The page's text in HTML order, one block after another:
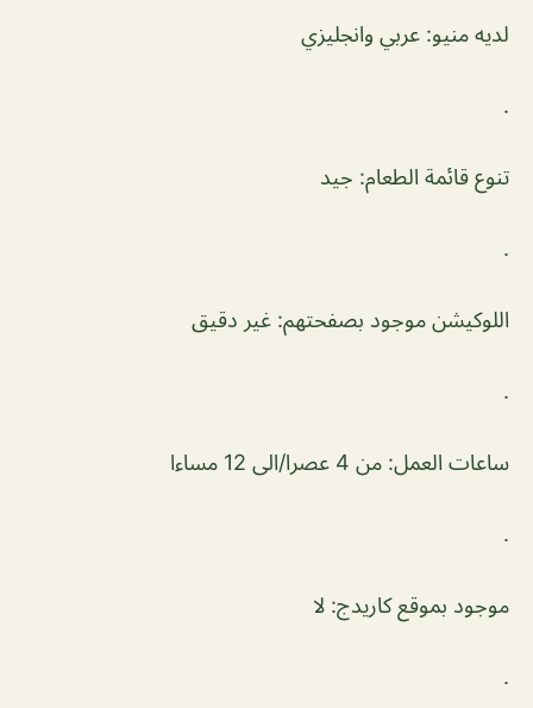
لديه منيو: عربي وانجليزي
.
تنوع قائمة الطعام: جيد
.
اللوكيشن موجود بصفحتهم: غير دقيق
.
ساعات العمل: من 4 عصرا/الى 12 مساءا
.
موجود بموقع كاريدج: لا
.